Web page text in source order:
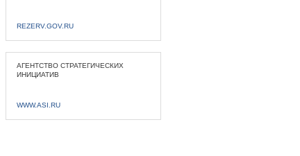
REZERV.GOV.RU
АГЕНТСТВО СТРАТЕГИЧЕСКИХ
ИНИЦИАТИВ
WWW.ASI.RU